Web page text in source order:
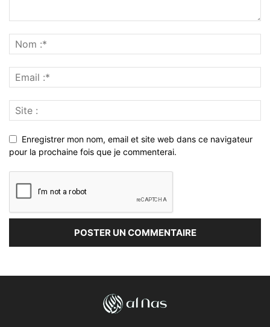
Enregistrer mon nom, email et site web dans ce navigateur
pour la prochaine fois que je commenterai.